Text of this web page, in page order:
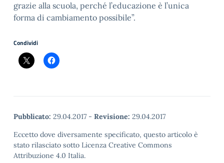
grazie alla scuola, perché l’educazione è l’unica
forma di cambiamento possibile”.
Condividi
Pubblicato: 29.04.2017 - Revisione: 29.04.2017
Eccetto dove diversamente specificato, questo articolo è
stato rilasciato sotto Licenza Creative Commons
Attribuzione 4.0 Italia.